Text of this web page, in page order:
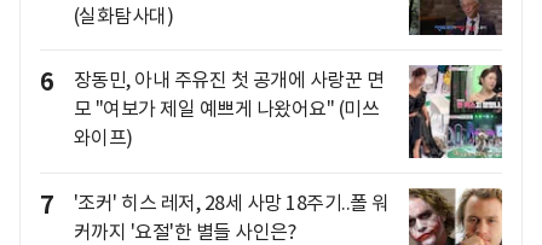
(실화탐사대)
6
장동민, 아내 주유진 첫 공개에 사랑꾼 면
모 "여보가 제일 예쁘게 나왔어요" (미쓰
와이프)
7
'조커' 히스 레저, 28세 사망 18주기..폴 워
커까지 '요절'한 별들 사인은?